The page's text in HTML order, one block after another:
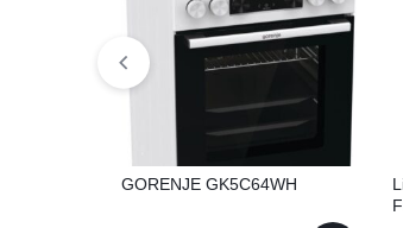
GORENJE GK5C64WH